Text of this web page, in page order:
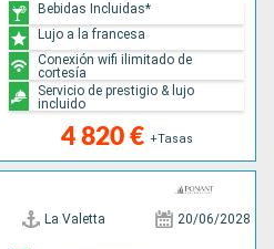
4 820 € +Tasas
Bebidas Incluidas*
Lujo a la francesa
Conexión wifi ilimitado de
cortesía
Servicio de prestigio & lujo
incluido
La Valetta 20/06/2028